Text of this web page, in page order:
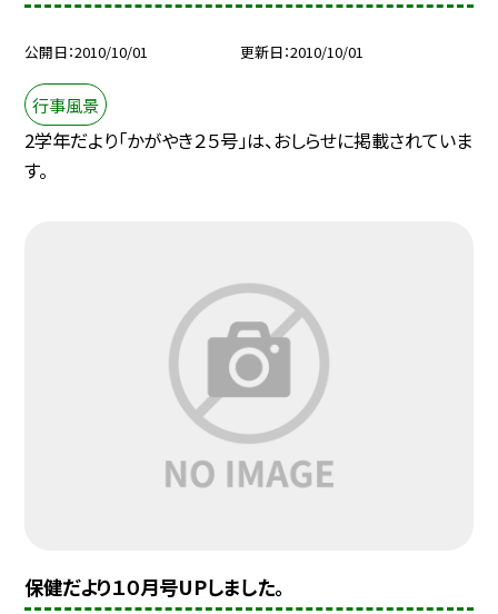
公開日 2010/10/01 更新日 2010/10/01
行事風景
2学年だより「かがやき２５号」は、おしらせに掲載されていま
す。
保健だより１０月号UPしました。